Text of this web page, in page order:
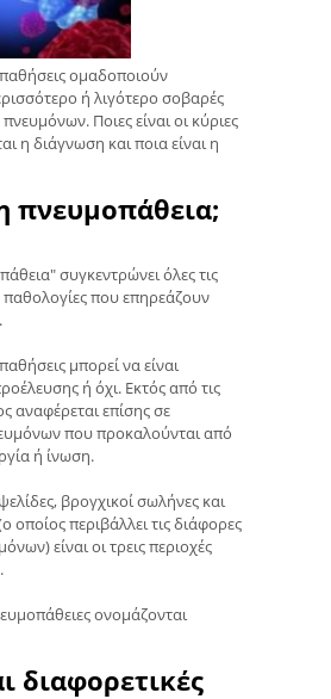
ομαδοποιούν
ή λιγότερο σοβαρές
Ποιες είναι οι κύριες
η διάγνωση και ποια είναι η
πνευμοπάθεια;
συγκεντρώνει όλες τις
παθολογίες που επηρεάζουν
μπορεί να είναι
ή όχι. Εκτός από τις
αναφέρεται επίσης σε
που προκαλούνται από
ή ίνωση.
βρογχικοί σωλήνες και
οποίος περιβάλλει τις διάφορες
είναι οι τρεις περιοχές
ονομάζονται
διαφορετικές